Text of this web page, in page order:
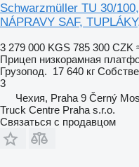
Schwarzmüller TU 30/
NÁPRAVY SAF,
3 279 000 KGS 785 300 CZK
Прицеп низкорамная
Грузопод. 17 640 кг
3
Чехия, Praha 9 Černý
Truck Centre Praha s.r.o.
Связаться с продавцом